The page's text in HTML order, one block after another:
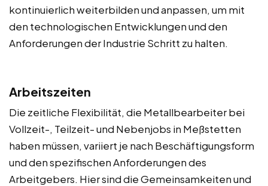
kontinuierlich weiterbilden und anpassen, um mit
den technologischen Entwicklungen und den
Anforderungen der Industrie Schritt zu halten.
Arbeitszeiten
Die zeitliche Flexibilität, die Metallbearbeiter bei
Vollzeit-, Teilzeit- und Nebenjobs in Meßstetten
haben müssen, variiert je nach Beschäftigungsform
und den spezifischen Anforderungen des
Arbeitgebers. Hier sind die Gemeinsamkeiten und